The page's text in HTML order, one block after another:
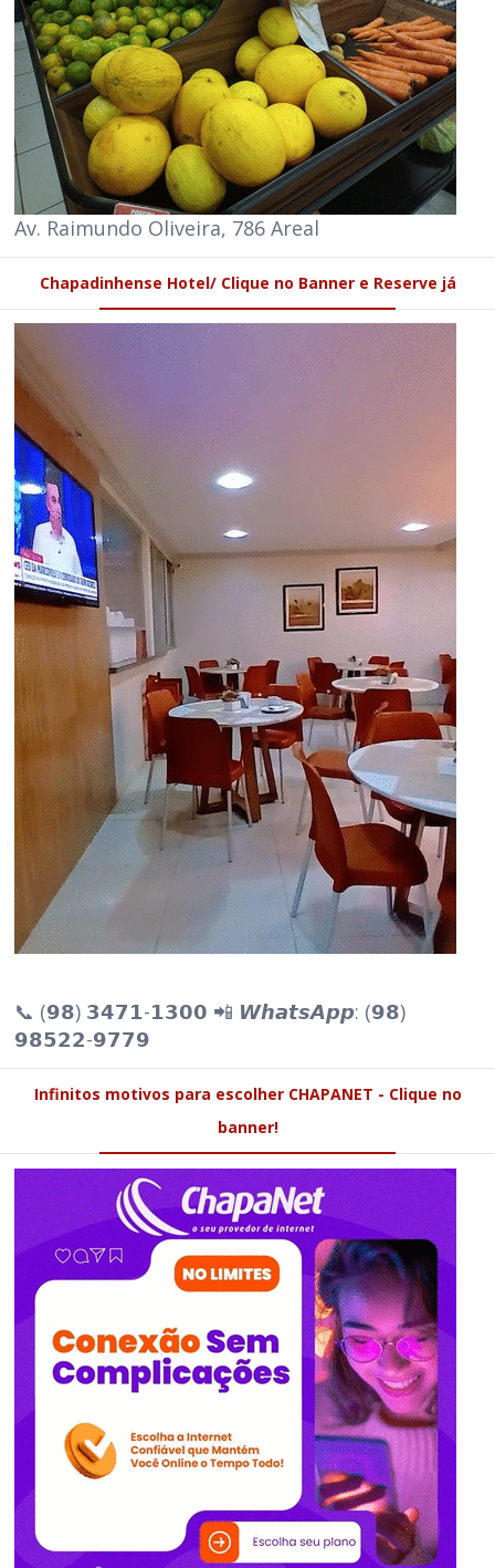
Av. Raimundo Oliveira, 786 Areal
Chapadinhense Hotel/ Clique no Banner e Reserve já
📞 (𝟵𝟴) 𝟯𝟰𝟳𝟭-𝟭𝟯𝟬𝟬 📲 𝙒𝙝𝙖𝙩𝙨𝘼𝙥𝙥: (𝟵𝟴)
𝟵𝟴𝟱𝟮𝟮-𝟵𝟳𝟳𝟵
Infinitos motivos para escolher CHAPANET - Clique no
banner!